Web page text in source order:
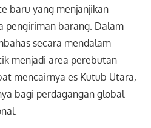
baru yang menjanjikan
pengiriman barang. Dalam
secara mendalam
menjadi area perebutan
mencairnya es Kutub Utara,
bagi perdagangan global